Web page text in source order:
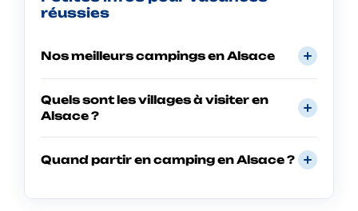
réussies
Nos meilleurs campings en Alsace
Quels sont les villages à visiter en
Alsace ?
Quand partir en camping en Alsace ?